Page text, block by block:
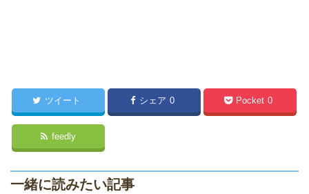
ツイート シェア 0 Pocket 0
feedly
一緒に読みたい記事